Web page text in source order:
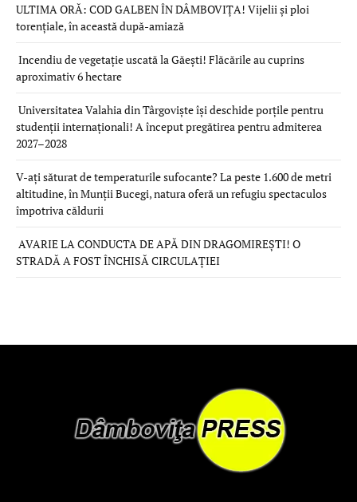
ULTIMA ORĂ: COD GALBEN ÎN DÂMBOVIȚA! Vijelii și ploi
torențiale, în această după-amiază
Incendiu de vegetație uscată la Găești! Flăcările au cuprins
aproximativ 6 hectare
Universitatea Valahia din Târgoviște își deschide porțile pentru
studenții internaționali! A început pregătirea pentru admiterea
2027–2028
V-ați săturat de temperaturile sufocante? La peste 1.600 de metri
altitudine, în Munții Bucegi, natura oferă un refugiu spectaculos
împotriva căldurii
AVARIE LA CONDUCTA DE APĂ DIN DRAGOMIREȘTI! O
STRADĂ A FOST ÎNCHISĂ CIRCULAȚIEI